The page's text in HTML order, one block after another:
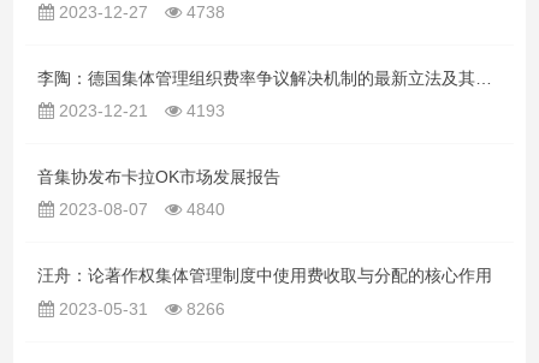
2023-12-27
4738
2023-12-21
4193
音集协发布卡拉OK市场发展报告
2023-08-07
4840
汪舟：论著作权集体管理制度中使用费收取与分配的核心作用
2023-05-31
8266